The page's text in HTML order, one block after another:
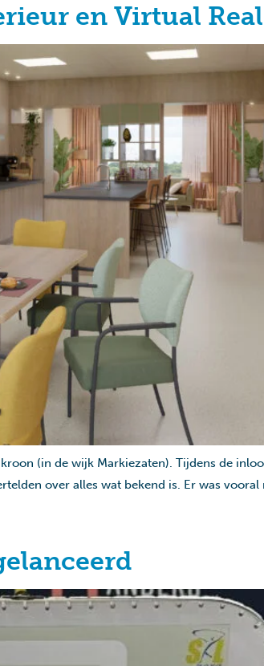
en Virtual
(in de wijk Markiezaten). Tijdens de
over alles wat bekend is. Er was